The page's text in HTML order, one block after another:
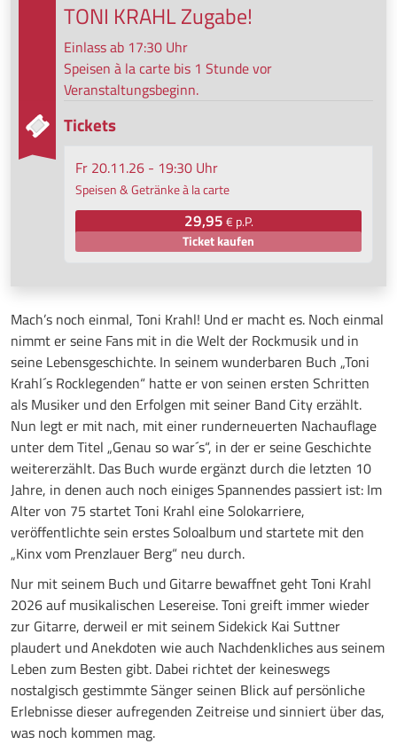
Mach’s noch einmal, Toni Krahl! Und er macht es. Noch einmal
nimmt er seine Fans mit in die Welt der Rockmusik und in
seine Lebensgeschichte. In seinem wunderbaren Buch „Toni
Krahl´s Rocklegenden“ hatte er von seinen ersten Schritten
als Musiker und den Erfolgen mit seiner Band City erzählt.
Nun legt er mit nach, mit einer runderneuerten Nachauflage
unter dem Titel „Genau so war´s“, in der er seine Geschichte
weitererzählt. Das Buch wurde ergänzt durch die letzten 10
Jahre, in denen auch noch einiges Spannendes passiert ist: Im
Alter von 75 startet Toni Krahl eine Solokarriere,
veröffentlichte sein erstes Soloalbum und startete mit den
„Kinx vom Prenzlauer Berg“ neu durch.
Nur mit seinem Buch und Gitarre bewaffnet geht Toni Krahl
2026 auf musikalischen Lesereise. Toni greift immer wieder
zur Gitarre, derweil er mit seinem Sidekick Kai Suttner
plaudert und Anekdoten wie auch Nachdenkliches aus seinem
Leben zum Besten gibt. Dabei richtet der keineswegs
nostalgisch gestimmte Sänger seinen Blick auf persönliche
Erlebnisse dieser aufregenden Zeitreise und sinniert über das,
was noch kommen mag.
TONI KRAHL Zugabe!
Einlass ab 17:30 Uhr
Speisen à la carte bis 1 Stunde vor
Veranstaltungsbeginn.
Tickets
Fr 20.11.26 - 19:30 Uhr
Speisen & Getränke à la carte
29,95€ p.P.
Ticket kaufen